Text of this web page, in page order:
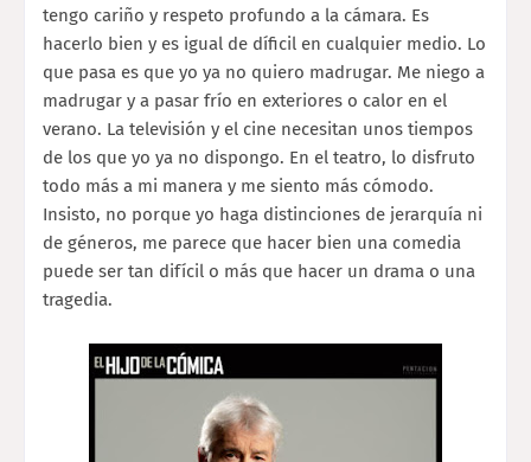
tengo cariño y respeto profundo a la cámara. Es
hacerlo bien y es igual de díficil en cualquier medio. Lo
que pasa es que yo ya no quiero madrugar. Me niego a
madrugar y a pasar frío en exteriores o calor en el
verano. La televisión y el cine necesitan unos tiempos
de los que yo ya no dispongo. En el teatro, lo disfruto
todo más a mi manera y me siento más cómodo.
Insisto, no porque yo haga distinciones de jerarquía ni
de géneros, me parece que hacer bien una comedia
puede ser tan difícil o más que hacer un drama o una
tragedia.